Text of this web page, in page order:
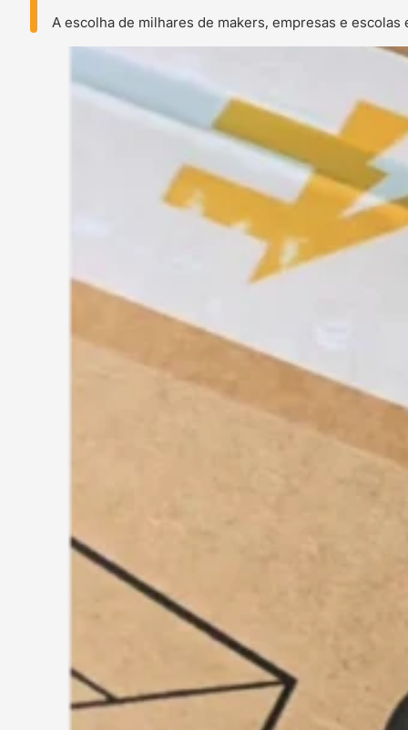
A escolha de milhares de makers, empresas e escolas